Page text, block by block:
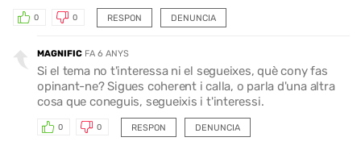
RESPON
0 0 DENUNCIA
MAGNIFIC FA 6 ANYS
Si el tema no t'interessa ni el segueixes, què cony fas
opinant-ne? Sigues coherent i calla, o parla d'una altra
cosa que coneguis, segueixis i t'interessi.
RESPON
0 0 DENUNCIA